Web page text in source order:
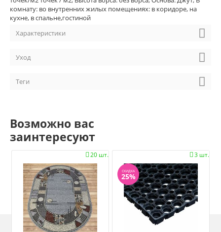
комнату: во внутренних жилых помещениях: в коридоре, на
кухне, в спальне,гостиной
Характеристики
Уход
Теги
Возможно вас
заинтересуют
20 шт.
 3 шт.

СКИДКА
25%